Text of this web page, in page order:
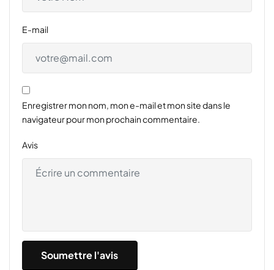
E-mail
Enregistrer mon nom, mon e-mail et mon site dans le
navigateur pour mon prochain commentaire.
Avis